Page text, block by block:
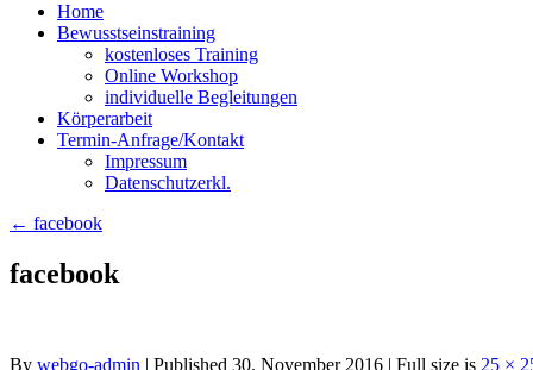
Home
Bewusstseinstraining
kostenloses Training
Online Workshop
individuelle Begleitungen
Körperarbeit
Termin-Anfrage/Kontakt
Impressum
Datenschutzerkl.
← facebook
facebook
By webgo-admin | Published 30. November 2016 | Full size is 25 ×